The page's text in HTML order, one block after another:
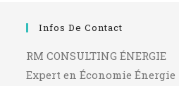
Infos De Contact
RM CONSULTING ÉNERGIE
Expert en Économie Énergie